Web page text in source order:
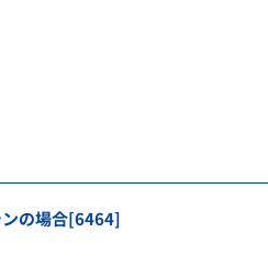
ンの場合[6464]